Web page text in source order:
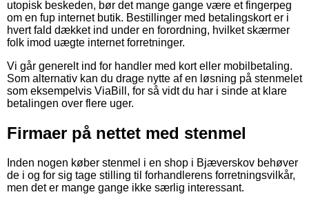
utopisk beskeden, bør det mange gange være et fingerpeg
om en fup internet butik. Bestillinger med betalingskort er i
hvert fald dækket ind under en forordning, hvilket skærmer
folk imod uægte internet forretninger.
Vi går generelt ind for handler med kort eller mobilbetaling.
Som alternativ kan du drage nytte af en løsning på stenmelet
som eksempelvis ViaBill, for så vidt du har i sinde at klare
betalingen over flere uger.
Firmaer på nettet med stenmel
Inden nogen køber stenmel i en shop i Bjæverskov behøver
de i og for sig tage stilling til forhandlerens forretningsvilkår,
men det er mange gange ikke særlig interessant.